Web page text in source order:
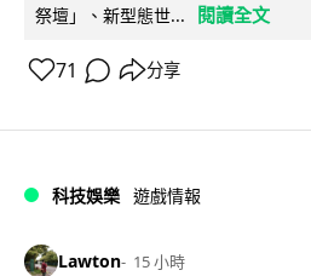
祭壇」、新型態世...
閱讀全文
71 分享
科技娛樂 遊戲情報
Lawton 15 小時